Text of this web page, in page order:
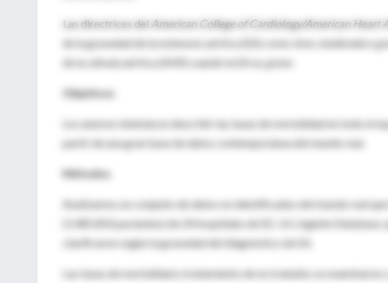
Las directrices del American College of Cardiology/American Heart
de la gravedad de la estenosis aórtica (EA) como
leve, moderada o
de la válvula aórtica (AVR) cuando la EA esgrave
Objetivos
Los autores intentaron describir las tasas de mortalidad en todo el
partir de una gran base de datos contemporánea del mundo real.
Métodos
Analizamos un conjunto de datos no identificados del mundo real
(1.085.850 pacientes) de 24 hospitales de EE. UU. (eginte
clasificaron según la gravedad del diagnóstico de EA.
Las tasas de mortalidad y tratamiento de no tratados se